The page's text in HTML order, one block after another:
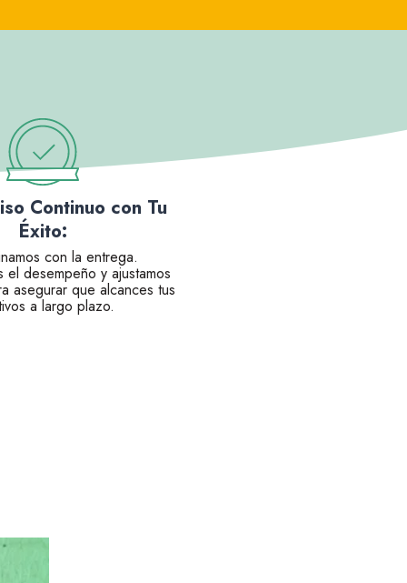
Continuo con Tu
Éxito:
con la entrega.
el desempeño y ajustamos
asegurar que alcances tus
a largo plazo.